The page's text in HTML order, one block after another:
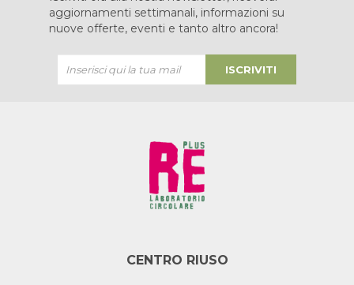
aggiornamenti settimanali, informazioni su
nuove offerte, eventi e tanto altro ancora!
ISCRIVITI
CENTRO RIUSO